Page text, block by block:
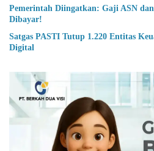
Pemerintah Diingatkan: Gaji ASN
Dibayar!
Satgas PASTI Tutup 1.220 Entitas
Digital